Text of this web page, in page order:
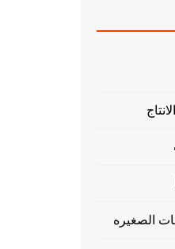
الصغيره